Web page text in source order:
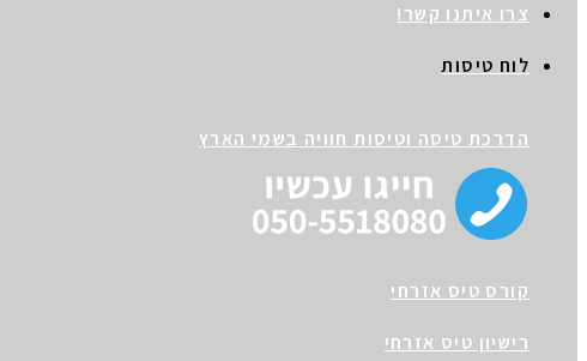
צרו איתנו קשר!
לוח טיסות
הדרכת טיסה וטיסות חוויה בשמי הארץ
קורס טיס אזרחי
רישיון טיס אזרחי